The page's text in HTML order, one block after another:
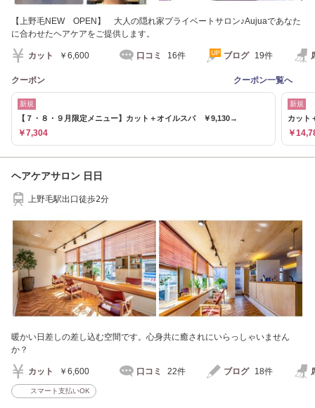
【上野毛NEW OPEN】 大人の隠れ家プライベートサロン♪Aujuaであなた
に合わせたヘアケアをご提供します。
カット ￥6,600 口コミ 16件 ブログ 19件
クーポン クーポン一覧へ
新規
【７・８・９月限定メニュー】カット＋オイルスパ ￥9,130→
￥7,304
新規
カット
￥
ヘアケアサロン 日日
上野毛駅出口徒歩2分
暖かい日差しの差し込む空間です。心身共に癒されにいらっしゃいません
か？
カット ￥6,600 口コミ 22件 ブログ 18件
スマート支払いOK